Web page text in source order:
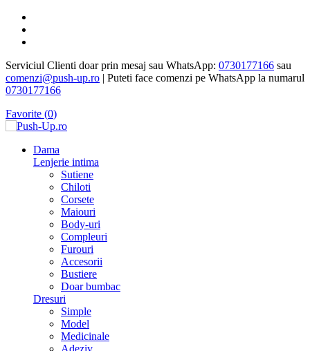
Serviciul Clienti doar prin mesaj sau WhatsApp: 0730177166 sau
comenzi@push-up.ro | Puteti face comenzi pe WhatsApp la numarul
0730177166
Favorite (0)
Dama
Lenjerie intima
Sutiene
Chiloti
Corsete
Maiouri
Body-uri
Compleuri
Furouri
Accesorii
Bustiere
Doar bumbac
Dresuri
Simple
Model
Medicinale
Adeziv